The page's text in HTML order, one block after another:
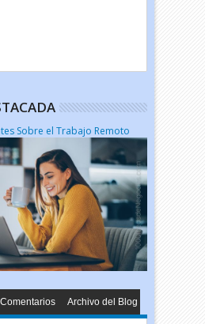
Sobre el Trabajo Remoto
Comentarios Archivo del Blog